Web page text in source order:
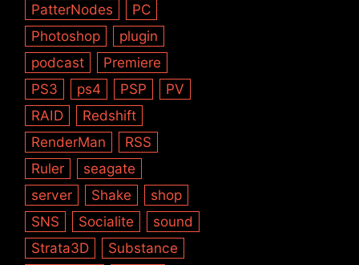
PatterNodes
PC
Photoshop
plugin
podcast
Premiere
PS3
ps4 PSP
PV
RAID
Redshift
RenderMan
RSS
Ruler
seagate
server
Shake
shop
SNS
Socialite
sound
Strata3D
Substance